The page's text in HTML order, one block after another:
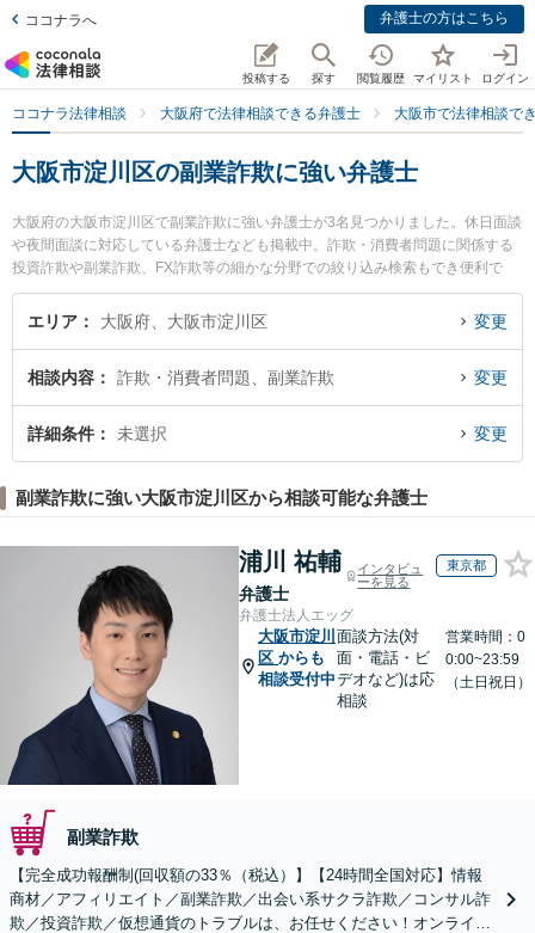
ココナラへ 弁護士の方はこちら
投稿する 探す 閲覧履歴 マイリスト ログイン
ココナラ法律相談 大阪府で法律相談できる弁護士 大阪市で法律相談で
大阪市淀川区の副業詐欺に強い弁護士
大阪府の大阪市淀川区で副業詐欺に強い弁護士が3名見つかりました。休日面談
や夜間面談に対応している弁護士なども掲載中。詐欺・消費者問題に関係する
投資詐欺や副業詐欺、FX詐欺等の細かな分野での絞り込み検索もでき便利で
す。特に近畿綜合法律事務所の延山 重弘弁護士やゆうき法律事務所の結城 圭一
弁護士、TRY総合法律事務所の藤木 大雅弁護士のプロフィール情報や弁護士費
の実績豊富な近くの弁護士を検索したい』『初回相談無料で副業詐欺を法律相
談できる大阪市淀川区内の弁護士に相談予約したい』などでお困りの相談者さ
んにおすすめです。
エリア 大阪府、大阪市淀川区 変更
相談内容 詐欺・消費者問題、副業詐欺 変更
詳細条件 未選択 変更
副業詐欺に強い大阪市淀川区から相談可能な弁護士
浦川 祐輔
弁護士
インタビュ
ーを見る
東京都
弁護士法人エッグ
大阪市淀川
区 からも
相談受付中
面談方法(対
面・電話・ビ
デオなど)は応
相談
営業時間：0
0:00~23:59
（土日祝日）
副業詐欺
【完全成功報酬制(回収額の33％（税込）】【24時間全国対応】情報
商材／アフィリエイト／副業詐欺／出会い系サクラ詐欺／コンサル詐
欺／投資詐欺／仮想通貨のトラブルは、お任せください！オンライン